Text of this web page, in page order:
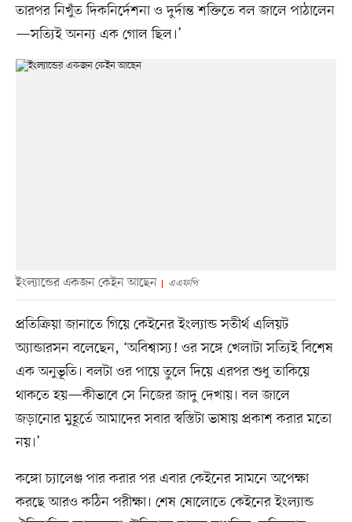
তারপর নিখুঁত দিকনির্দেশনা ও দুর্দান্ত শক্তিতে বল জালে পাঠালেন
—সত্যিই অনন্য এক গোল ছিল।’
ইংল্যান্ডের একজন কেইন আছেন এএফপি
প্রতিক্রিয়া জানাতে গিয়ে কেইনের ইংল্যান্ড সতীর্থ এলিয়ট
অ্যান্ডারসন বলেছেন, ‘অবিশ্বাস্য! ওর সঙ্গে খেলাটা সত্যিই বিশেষ
এক অনুভূতি। বলটা ওর পায়ে তুলে দিয়ে এরপর শুধু তাকিয়ে
থাকতে হয়—কীভাবে সে নিজের জাদু দেখায়। বল জালে
জড়ানোর মুহূর্তে আমাদের সবার স্বস্তিটা ভাষায় প্রকাশ করার মতো
নয়।’
কঙ্গো চ্যালেঞ্জ পার করার পর এবার কেইনের সামনে অপেক্ষা
করছে আরও কঠিন পরীক্ষা। শেষ ষোলোতে কেইনের ইংল্যান্ড